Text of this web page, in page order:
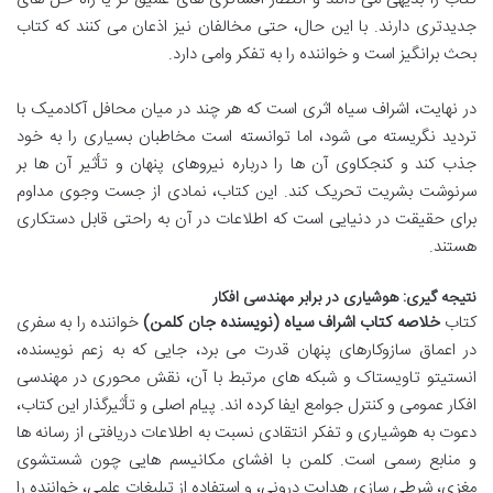
جدیدتری دارند. با این حال، حتی مخالفان نیز اذعان می کنند که کتاب
بحث برانگیز است و خواننده را به تفکر وامی دارد.
در نهایت، اشراف سیاه اثری است که هر چند در میان محافل آکادمیک با
تردید نگریسته می شود، اما توانسته است مخاطبان بسیاری را به خود
جذب کند و کنجکاوی آن ها را درباره نیروهای پنهان و تأثیر آن ها بر
سرنوشت بشریت تحریک کند. این کتاب، نمادی از جست وجوی مداوم
برای حقیقت در دنیایی است که اطلاعات در آن به راحتی قابل دستکاری
هستند.
نتیجه گیری: هوشیاری در برابر مهندسی افکار
کتابخلاصه کتاب اشراف سیاه (نویسنده جان کلمن)خواننده را به سفری
در اعماق سازوکارهای پنهان قدرت می برد، جایی که به زعم نویسنده،
انستیتو تاویستاک و شبکه های مرتبط با آن، نقش محوری در مهندسی
افکار عمومی و کنترل جوامع ایفا کرده اند. پیام اصلی و تأثیرگذار این کتاب،
دعوت به هوشیاری و تفکر انتقادی نسبت به اطلاعات دریافتی از رسانه ها
و منابع رسمی است. کلمن با افشای مکانیسم هایی چون شستشوی